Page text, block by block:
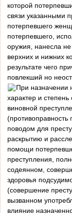
которой
связи указанными
потерпевшего
потерпевшего,
оружия, нанесла не
верхних и нижних
результате чего
повлекший но
При назначении
характер и
виновной
(противоправность
поводом для
раскрытию и
помощи
преступления,
содеянном,
здоровья
(совершение
вызванном
влияние